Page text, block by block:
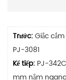
Trước:Giắc
PJ-3081
Kế tiếp: PJ-
mm nằm